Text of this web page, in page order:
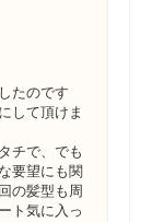
たのです
して頂けま
チで、でも
要望にも関
の髪型も周
ト気に入っ